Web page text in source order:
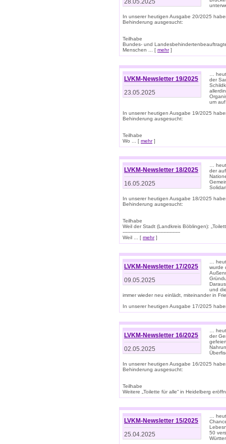
28.05.2025
In unserer heutigen Ausgabe 20/2025
Behinderung ausgesucht:
Teilhabe
Bundes- und
Menschen ... [ mehr]
LVKM-Newsletter 19/2025
23.05.2025
…
der
um
In unserer heutigen Ausgabe 19/2025
Behinderung ausgesucht:
Teilhabe
Wo ... [ mehr]
LVKM-Newsletter 18/2025
16.05.2025
…
der
In unserer heutigen Ausgabe 18/2025
Behinderung ausgesucht:
Teilhabe
Weil der Stadt (Landkreis Böblingen):
--------------------------------------
Weil ... [ mehr]
LVKM-Newsletter 17/2025
09.05.2025
…
wurde
und
immer wieder neu einlädt, miteinander in
In unserer heutigen Ausgabe 17/2025
LVKM-Newsletter 16/2025
02.05.2025
…
der
In unserer heutigen Ausgabe 16/2025
Behinderung ausgesucht:
Teilhabe
Weitere „Toilette für alle“ in Heidelberg
LVKM-Newsletter 15/2025
25.04.2025
…
50